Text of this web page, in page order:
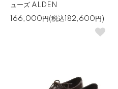
ューズ ALDEN
166,000円(税込182,600円)